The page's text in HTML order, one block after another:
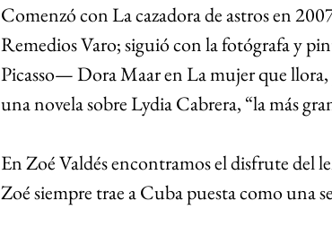
Comenzó con La cazadora de astros en
Remedios Varo; siguió con la fotógrafa y
Picasso— Dora Maar en La mujer que
una novela sobre Lydia Cabrera, “la más
En Zoé Valdés encontramos el disfrute del
Zoé siempre trae a Cuba puesta como una